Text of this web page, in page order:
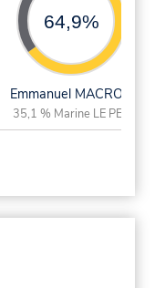
64,9%
Emmanuel MACRON
35,1 % Marine LE PEN